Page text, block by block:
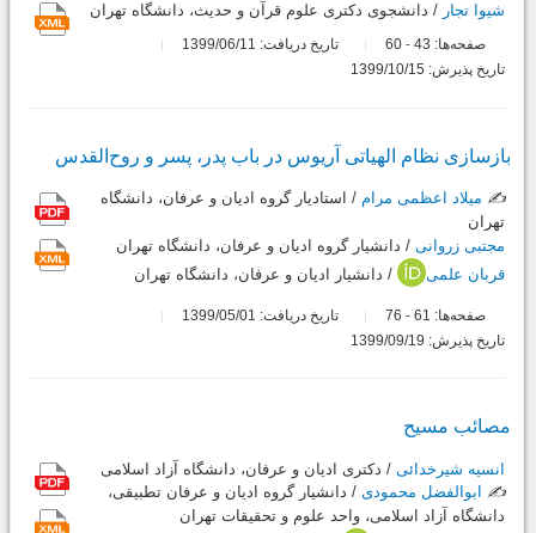
شیوا تجار / دانشجوی دکتری علوم قرآن و حدیث، دانشگاه تهران
صفحه‌ها: 43
-
تاریخ دریافت: 1399/06/11
تاریخ پذیرش: 1399/10/15
بازسازی نظام الهیاتی آریوس در باب پدر، پسر و روح‌القدس
✍️ میلاد اعظمی مرام / استادیار گروه ادیان و عرفان، دانشگاه
تهران
مجتبی زروانی / دانشیار گروه ادیان و عرفان، دانشگاه تهران
قربان علمی
/ دانشیار ادیان و عرفان، دانشگاه تهران
صفحه‌ها: 61
-
تاریخ دریافت: 1399/05/01
تاریخ پذیرش: 1399/09/19
مصائب مسیح
انسیه شیرخدائی / دکتری ادیان و عرفان، دانشگاه آزاد اسلامی
✍️ ابوالفضل محمودی / دانشیار گروه ادیان و عرفان تطبیقی،
دانشگاه آزاد اسلامی، واحد علوم و تحقیقات تهران